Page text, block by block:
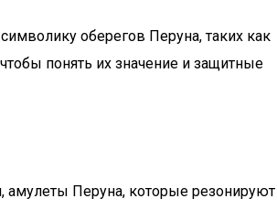
оберегов Перуна, таких как
понять их значение и защитные
амулеты Перуна, которые резонируют